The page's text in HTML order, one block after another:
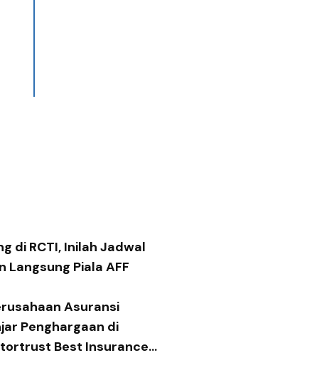
di RCTI, Inilah Jadwal
Langsung Piala AFF
Asuransi
Penghargaan di
Best Insurance